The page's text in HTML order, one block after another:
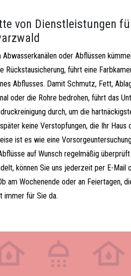
von Dienstleistungen
Abwasserkanälen oder Abflüssen
Rückstausicherung, führt eine
Abflusses. Damit Schmutz, Fett,
oder die Rohre bedrohen, führt das
durch, um die
keine Verstopfungen, die Ihr Haus
ist es wie eine
auf Wunsch regelmäßig
können Sie uns jederzeit per E-Mail
am Wochenende oder an Feiertagen,
immer für Sie da.